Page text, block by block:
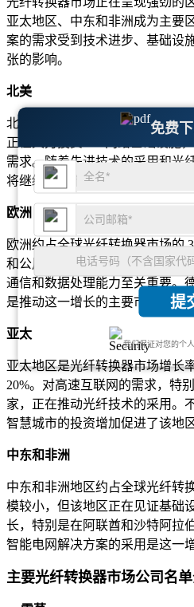
免费
提
我们保证对您的个
亚太地区、中东和非洲成为主要
案的需求受到技术进步、基础设
张的影响。
北美
北美在全球光纤转换器市场占据
正在大力投资 5G 网络基础设施
需求。随着先进技术的采用和光
将继续引领市场。
欧洲
欧洲约占全球光纤转换器市场的
和公用事业等行业得到广泛采用
通信和数据处理能力至关重要。
是推动这一增长的主要市场。
亚太
亚太地区是光纤转换器市场增长
20%。对高速互联网的需求，特
家，正在推动光纤技术的采用。
智慧城市的投资增加促进了该地
中东和非洲
中东和非洲地区约占全球光纤转
模较小，但该地区正在见证基础
长，特别是在阿联酋和沙特阿拉
智能电网解决方案的采用是这一
主要光纤转换器市场公司名